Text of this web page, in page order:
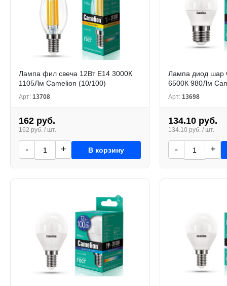
Лампа фил свеча 12Вт Е14 3000К
1105Лм Camelion (10/100)
Арт: 13708
162 руб.
162 руб. / шт.
- + В корзину
Лампа диод шар
6500К 980Лм
Арт: 13698
134.10 руб.
134.10 руб. / шт.
- +